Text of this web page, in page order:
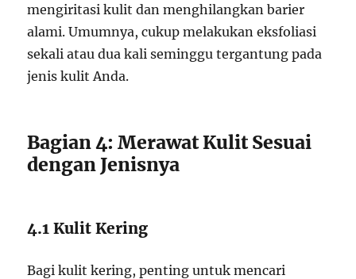
mengiritasi kulit dan menghilangkan barier
alami. Umumnya, cukup melakukan eksfoliasi
sekali atau dua kali seminggu tergantung pada
jenis kulit Anda.
Bagian 4: Merawat Kulit Sesuai
dengan Jenisnya
4.1 Kulit Kering
Bagi kulit kering, penting untuk mencari